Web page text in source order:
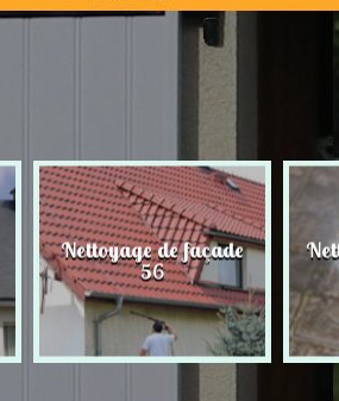
Nettoyage de façade
56